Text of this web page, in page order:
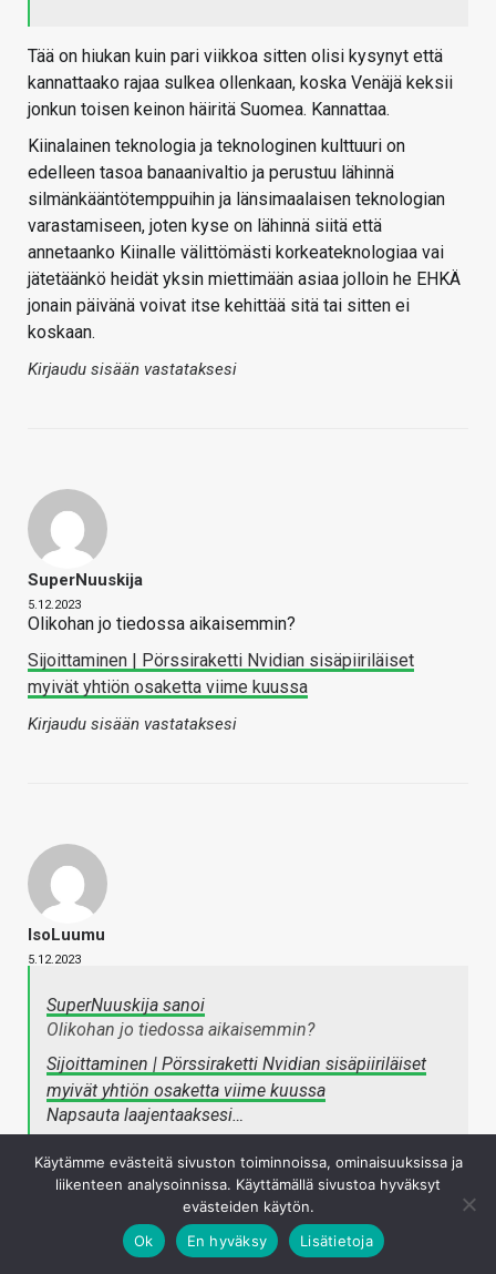
Tää on hiukan kuin pari viikkoa sitten olisi kysynyt että
kannattaako rajaa sulkea ollenkaan, koska Venäjä keksii
jonkun toisen keinon häiritä Suomea. Kannattaa.
Kiinalainen teknologia ja teknologinen kulttuuri on
edelleen tasoa banaanivaltio ja perustuu lähinnä
silmänkääntötemppuihin ja länsimaalaisen teknologian
varastamiseen, joten kyse on lähinnä siitä että
annetaanko Kiinalle välittömästi korkeateknologiaa vai
jätetäänkö heidät yksin miettimään asiaa jolloin he EHKÄ
jonain päivänä voivat itse kehittää sitä tai sitten ei
koskaan.
Kirjaudu sisään vastataksesi
SuperNuuskija
5.12.2023
Olikohan jo tiedossa aikaisemmin?
Sijoittaminen | Pörssiraketti Nvidian sisäpiiriläiset
myivät yhtiön osaketta viime kuussa
Kirjaudu sisään vastataksesi
IsoLuumu
5.12.2023
SuperNuuskija sanoi
Olikohan jo tiedossa aikaisemmin?
Sijoittaminen | Pörssiraketti Nvidian sisäpiiriläiset
myivät yhtiön osaketta viime kuussa
Napsauta laajentaaksesi…
" Nvidian tiedottaja sanoi Bloombergille, että valtaosa
osakemyynneistä oli osa myyntisuunnitelmaa, jossa
osakkeiden myyntipäivät ovat asetettu etukäteen. "
Käytämme evästeitä sivuston toiminnoissa, ominaisuuksissa ja
liikenteen analysoinnissa. Käyttämällä sivustoa hyväksyt
evästeiden käytön.
Ok
En hyväksy Lisätietoja